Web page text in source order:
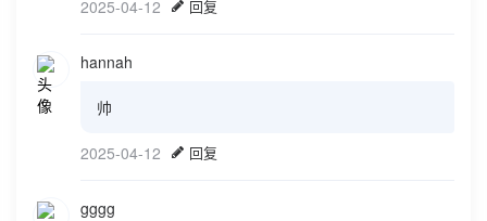
2025-04-12 回复
hannah
帅
2025-04-12 回复
gggg